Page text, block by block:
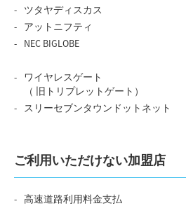
ツタヤディスカス
アットニフティ
NEC BIGLOBE
ワイヤレスゲート
（ 旧トリプレットゲート）
スリーセブンタウンドットネット
ご利用いただけない加盟店
高速道路利用料金支払